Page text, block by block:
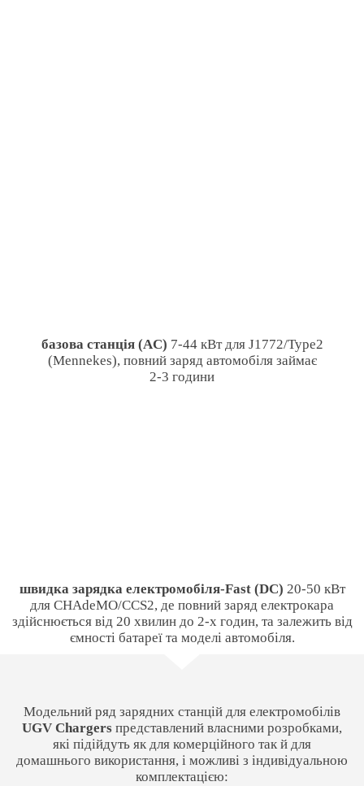
базова станція (AC) 7-44 кВт для J1772/Type2
(Mennekes), повний заряд автомобіля займає
2-3 години
швидка зарядка електромобіля-Fast (DC) 20-50 кВт
для CHAdeMO/CCS2, де повний заряд електрокара
здійснюється від 20 хвилин до 2-х годин, та залежить від
ємності батареї та моделі автомобіля.
Модельний ряд зарядних станцій для електромобілів
UGV Chargers представлений власними розробками,
які підійдуть як для комерційного так й для
домашнього використання, і можливі з індивідуальною
комплектацією: